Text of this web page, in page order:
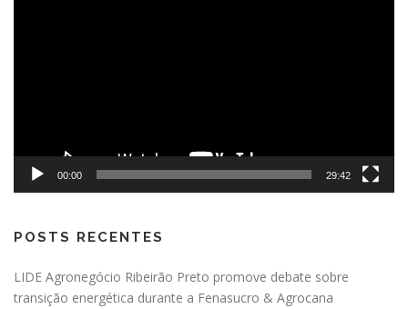
00:00 29:42
POSTS RECENTES
LIDE Agronegócio Ribeirão Preto promove debate sobre
transição energética durante a Fenasucro & Agrocana